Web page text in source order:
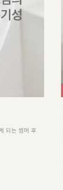
되는 썸머 후